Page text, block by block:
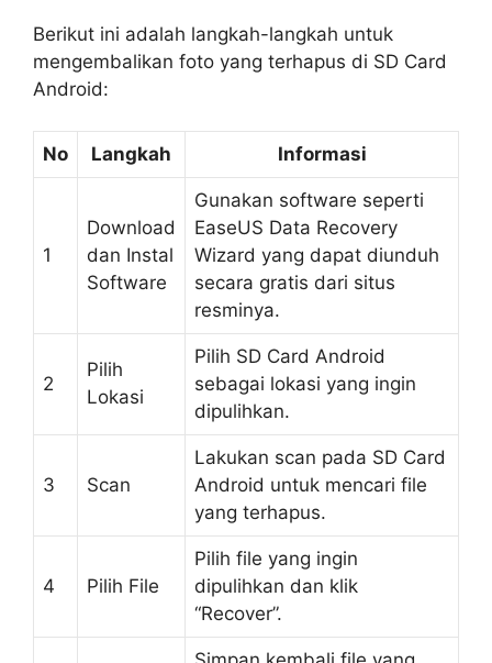
Berikut ini adalah langkah-langkah untuk
mengembalikan foto yang terhapus di SD Card
Android:
No Langkah Informasi
1
Download
dan Instal
Software
Gunakan software seperti
EaseUS Data Recovery
Wizard yang dapat diunduh
secara gratis dari situs
resminya.
2
Pilih
Lokasi
Pilih SD Card Android
sebagai lokasi yang ingin
dipulihkan.
3 Scan
Lakukan scan pada SD Card
Android untuk mencari file
yang terhapus.
4 Pilih File
Pilih file yang ingin
dipulihkan dan klik
“Recover”.